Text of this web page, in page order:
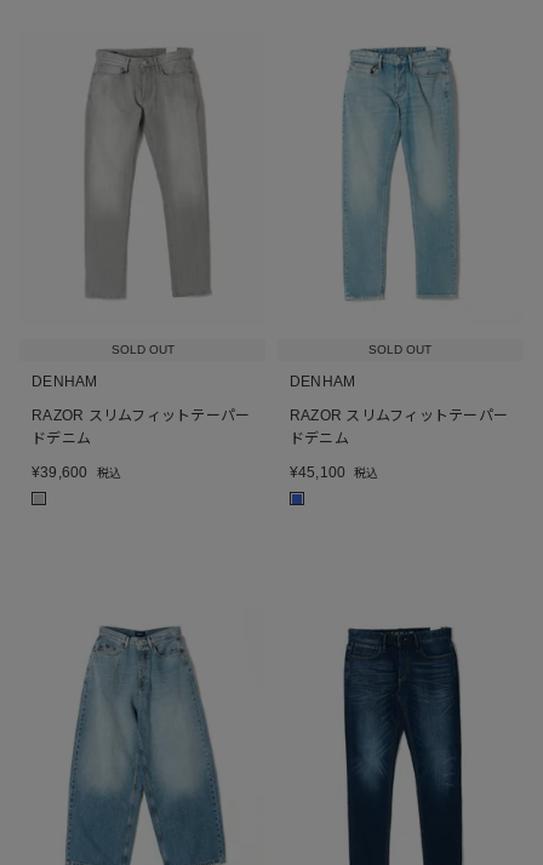
SOLD OUT
DENHAM
RAZOR スリムフィットテーパー
ドデニム
¥39,600 税込
SOLD OUT
DENHAM
RAZOR スリムフィットテーパー
ドデニム
¥45,100 税込
■